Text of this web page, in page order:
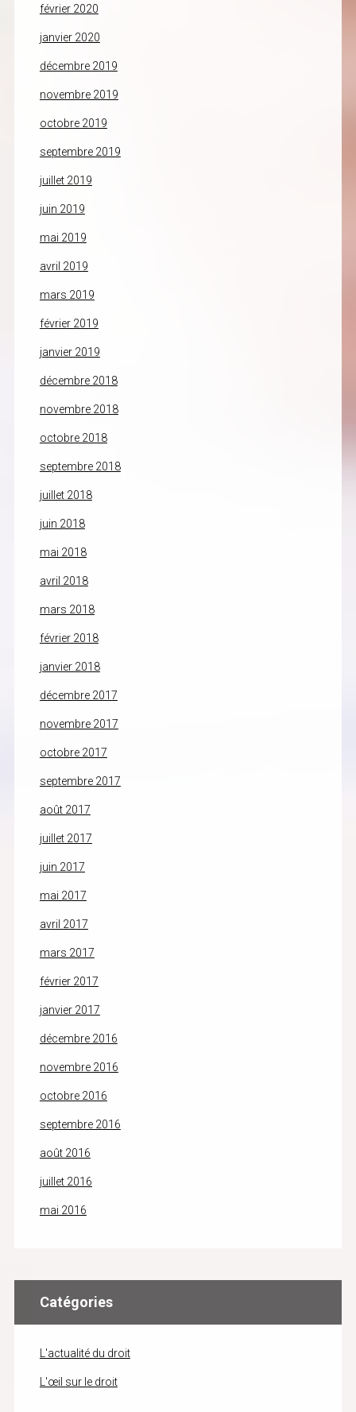
février 2020
janvier 2020
décembre 2019
novembre 2019
octobre 2019
septembre 2019
juillet 2019
juin 2019
mai 2019
avril 2019
mars 2019
février 2019
janvier 2019
décembre 2018
novembre 2018
octobre 2018
septembre 2018
juillet 2018
juin 2018
mai 2018
avril 2018
mars 2018
février 2018
janvier 2018
décembre 2017
novembre 2017
octobre 2017
septembre 2017
août 2017
juillet 2017
juin 2017
mai 2017
avril 2017
mars 2017
février 2017
janvier 2017
décembre 2016
novembre 2016
octobre 2016
septembre 2016
août 2016
juillet 2016
mai 2016
Catégories
L'actualité du droit
L'œil sur le droit